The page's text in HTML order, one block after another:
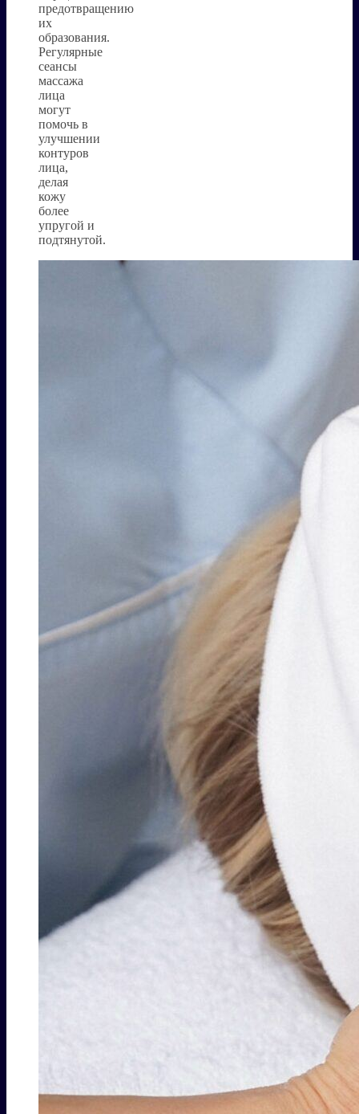
предотвращению
их
образования.
Регулярные
сеансы
массажа
лица
могут
помочь в
улучшении
контуров
лица,
делая
кожу
более
упругой и
подтянутой.